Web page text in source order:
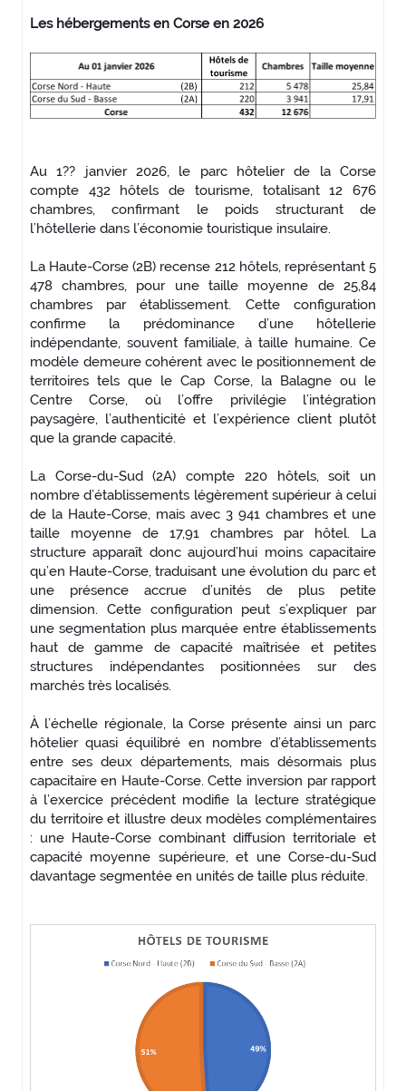
Les hébergements en Corse en 2026
Au 1?? janvier 2026, le parc hôtelier de la Corse
compte 432 hôtels de tourisme, totalisant 12 676
chambres, confirmant le poids structurant de
l’hôtellerie dans l’économie touristique insulaire.
La Haute-Corse (2B) recense 212 hôtels, représentant 5
478 chambres, pour une taille moyenne de 25,84
chambres par établissement. Cette configuration
confirme la prédominance d’une hôtellerie
indépendante, souvent familiale, à taille humaine. Ce
modèle demeure cohérent avec le positionnement de
territoires tels que le Cap Corse, la Balagne ou le
Centre Corse, où l’offre privilégie l’intégration
paysagère, l’authenticité et l’expérience client plutôt
que la grande capacité.
La Corse-du-Sud (2A) compte 220 hôtels, soit un
nombre d’établissements légèrement supérieur à celui
de la Haute-Corse, mais avec 3 941 chambres et une
taille moyenne de 17,91 chambres par hôtel. La
structure apparaît donc aujourd’hui moins capacitaire
qu’en Haute-Corse, traduisant une évolution du parc et
une présence accrue d’unités de plus petite
dimension. Cette configuration peut s’expliquer par
une segmentation plus marquée entre établissements
haut de gamme de capacité maîtrisée et petites
structures indépendantes positionnées sur des
marchés très localisés.
À l’échelle régionale, la Corse présente ainsi un parc
hôtelier quasi équilibré en nombre d’établissements
entre ses deux départements, mais désormais plus
capacitaire en Haute-Corse. Cette inversion par rapport
à l’exercice précédent modifie la lecture stratégique
du territoire et illustre deux modèles complémentaires
: une Haute-Corse combinant diffusion territoriale et
capacité moyenne supérieure, et une Corse-du-Sud
davantage segmentée en unités de taille plus réduite.